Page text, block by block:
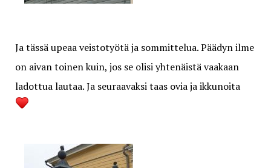
Ja tässä upeaa veistotyötä ja sommittelua. Päädyn ilme
on aivan toinen kuin, jos se olisi yhtenäistä vaakaan
ladottua lautaa. Ja seuraavaksi taas ovia ja ikkunoita